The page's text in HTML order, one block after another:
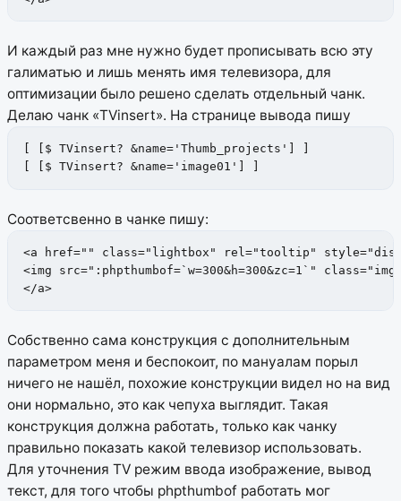
И каждый раз мне нужно будет прописывать всю эту
галиматью и лишь менять имя телевизора, для
оптимизации было решено сделать отдельный чанк.
Делаю чанк «TVinsert». На странице вывода пишу
[ [$ TVinsert? &name='Thumb_projects'] ]
[ [$ TVinsert? &name='image01'] ]
Соответсвенно в чанке пишу:
<a href="" class="lightbox" rel="tooltip"
<img src=":phpthumbof=`w=300&h=300&zc=1`"
</a>
Собственно сама конструкция с дополнительным
параметром меня и беспокоит, по мануалам порыл
ничего не нашёл, похожие конструкции видел но на вид
они нормально, это как чепуха выглядит. Такая
конструкция должна работать, только как чанку
правильно показать какой телевизор использовать.
Для уточнения TV режим ввода изображение, вывод
текст, для того чтобы phpthumbof работать мог